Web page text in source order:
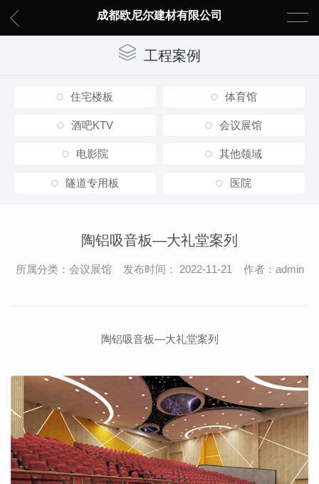
成都欧尼尔建材有限公司
工程案例
住宅楼板 体育馆
酒吧KTV 会议展馆
电影院 其他领域
隧道专用板 医院
陶铝吸音板—大礼堂案列
所属分类：会议展馆 发布时间： 2022-11-21 作者：admin
陶铝吸音板—大礼堂案列